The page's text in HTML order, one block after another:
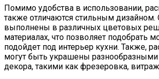
Помимо удобства в использовании,
также отличаются стильным дизайном.
выполнены в различных цветовых
материалах, что позволяет подобрать
подойдет под интерьер кухни. Также,
могут быть украшены
декора, такими как фрезеровка,